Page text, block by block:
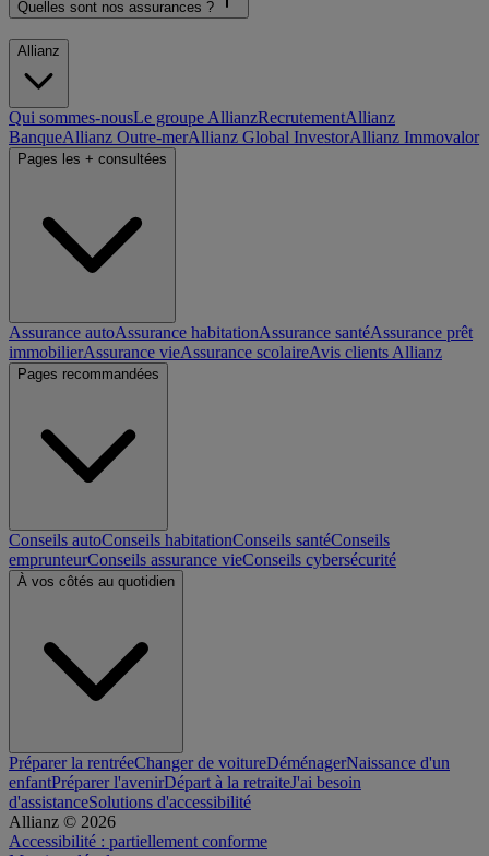
Quelles sont nos assurances ?
Allianz
Qui sommes-nousLe groupe AllianzRecrutementAllianz
BanqueAllianz Outre-merAllianz Global InvestorAllianz Immovalor
Pages les + consultées
Assurance autoAssurance habitationAssurance santéAssurance prêt
immobilierAssurance vieAssurance scolaireAvis clients Allianz
Pages recommandées
Conseils autoConseils habitationConseils santéConseils
emprunteurConseils assurance vieConseils cybersécurité
À vos côtés au quotidien
Préparer la rentréeChanger de voitureDéménagerNaissance d'un
enfantPréparer l'avenirDépart à la retraiteJ'ai besoin
d'assistanceSolutions d'accessibilité
Allianz © 2026
Accessibilité : partiellement conforme